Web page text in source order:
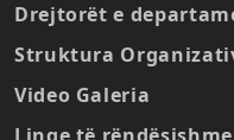
Drejtorët e
Struktura
Video Galeria